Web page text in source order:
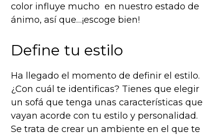
color influye mucho en nuestro estado de
ánimo, así que…¡escoge bien!
Define tu estilo
Ha llegado el momento de definir el estilo.
¿Con cuál te identificas? Tienes que elegir
un sofá que tenga unas características que
vayan acorde con tu estilo y personalidad.
Se trata de crear un ambiente en el que te